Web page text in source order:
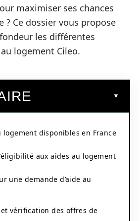
maximiser ses chances
? Ce dossier vous propose
les différentes
logement Cileo.
logement disponibles en France
aux aides au logement
une demande d’aide au
vérification des offres de